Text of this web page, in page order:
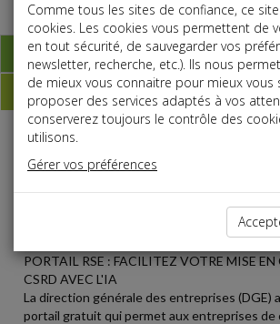
Base documentaire
Dépêches
Liste des dernières dépêches
PORTAIL RSE : FACILITEZ VOTRE MISE
CSRD AVEC L'IA
La direction générale des entreprises (DGE)
portail gratuit qui permet aux entreprises de
Comme tous les sites de confiance, ce
cookies. Les cookies vous permettent de
en tout sécurité, de sauvegarder vos
newsletter, recherche, etc.). Ils nous
de mieux vous connaitre pour mieux vous
proposer des services adaptés à vos
conserverez toujours le contrôle des
utilisons.
Gérer vos préférences